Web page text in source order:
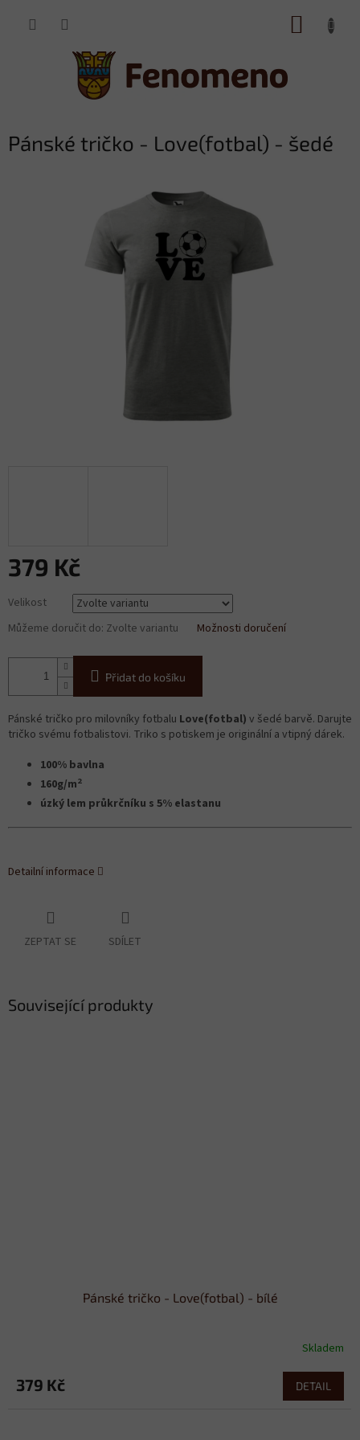
Pánské tričko - Love(fotbal) - šedé
379 Kč
cena:
Velikost
Můžeme doručit do: Zvolte variantu Možnosti doručení
Přidat do košíku
Pánské tričko pro milovníky fotbalu Love(fotbal) v šedé barvě. Darujte
tričko svému fotbalistovi. Triko s potiskem je originální a vtipný dárek.
100% bavlna
160g/m2
úzký lem průkrčníku s 5% elastanu
Detailní informace
ZEPTAT SE SDÍLET
Související produkty
Pánské tričko - Love(fotbal) - bílé
Skladem
379 Kč DETAIL